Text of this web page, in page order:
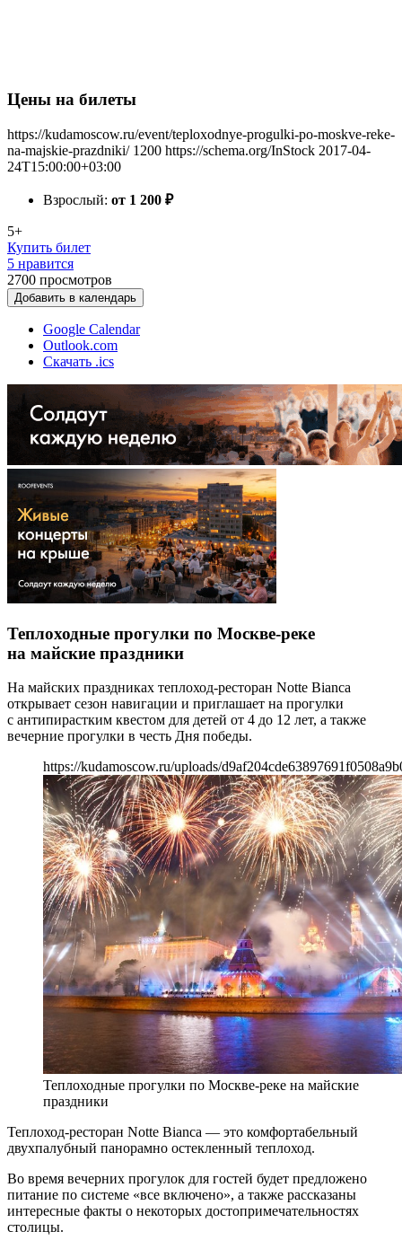
Цены на билеты
https://kudamoscow.ru/event/teploxodnye-progulki-po-moskve-reke-
na-majskie-prazdniki/ 1200 https://schema.org/InStock 2017-04-
24T15:00:00+03:00
Взрослый: от 1 200 ₽
5+
Купить билет
5 нравится
2700 просмотров
Добавить в календарь
Google Calendar
Outlook.com
Скачать .ics
Теплоходные прогулки по Москве-реке
на майские праздники
На майских праздниках теплоход-ресторан Notte Bianca
открывает сезон навигации и приглашает на прогулки
с антипирастким квестом для детей от 4 до 12 лет, а также
вечерние прогулки в честь Дня победы.
https://kudamoscow.ru/uploads/
Теплоходные прогулки по Москве-реке на майские
праздники
Теплоход-ресторан Notte Bianca — это комфортабельный
двухпалубный панорамно остекленный теплоход.
Во время вечерних прогулок для гостей будет предложено
питание по системе «все включено», а также рассказаны
интересные факты о некоторых достопримечательностях
столицы.